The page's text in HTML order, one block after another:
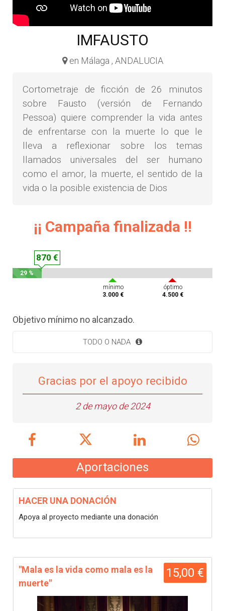
IMFAUSTO
en Málaga , ANDALUCIA
Cortometraje de ficción de 26 minutos
sobre Fausto (versión de Fernando
Pessoa) quiere comprender la vida antes
de enfrentarse con la muerte lo que le
lleva a reflexionar sobre los temas
llamados universales del ser humano
como el amor, la muerte, el sentido de la
vida o la posible existencia de Dios
¡¡ Campaña finalizada !!
870 €
29 %
mínimo
3.000 €
óptimo
4.500 €
Objetivo mínimo no alcanzado.
TODO O NADA
Gracias por el apoyo recibido
2 de mayo de 2024
Aportaciones
HACER UNA DONACIÓN
Apoya al proyecto mediante una donación
15,00 €
"Mala es la vida como mala es la
muerte"